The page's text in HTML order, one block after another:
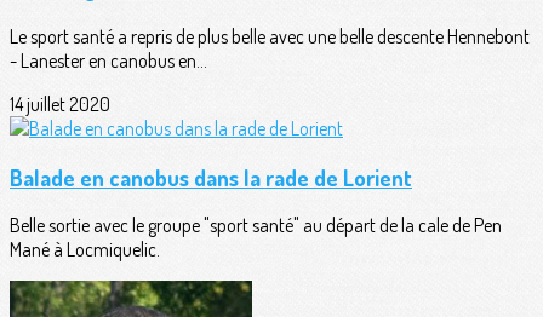
Le sport santé a repris de plus belle avec une belle descente Hennebont
- Lanester en canobus en...
14 juillet 2020
Balade en canobus dans la rade de Lorient
Belle sortie avec le groupe "sport santé" au départ de la cale de Pen
Mané à Locmiquelic.